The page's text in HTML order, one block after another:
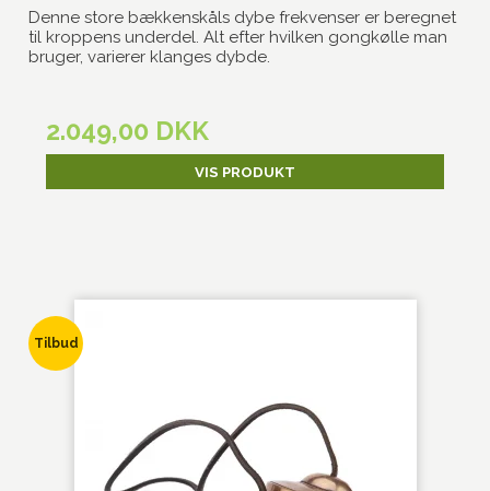
Denne store bækkenskåls dybe frekvenser er beregnet
til kroppens underdel. Alt efter hvilken gongkølle man
bruger, varierer klanges dybde.
2.049,00 DKK
VIS PRODUKT
Tilbud